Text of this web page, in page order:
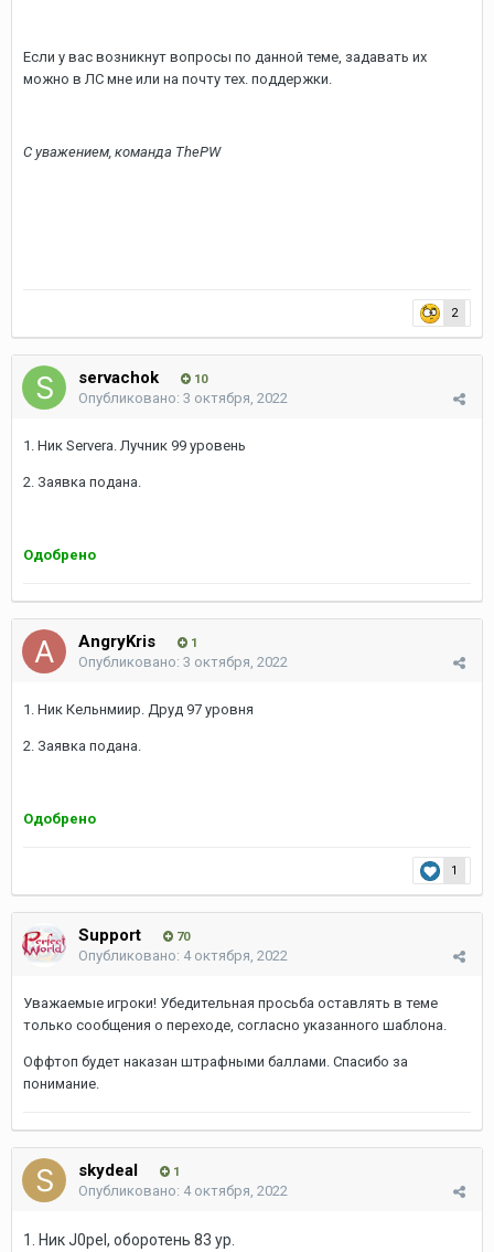
Если у вас возникнут вопросы по данной теме, задавать их
можно в ЛС мне или на почту тех. поддержки.
С уважением, команда ThePW
2
servachok 10
Опубликовано: 3 октября, 2022
1. Ник Servera. Лучник 99 уровень
2. Заявка подана.
Одобрено
AngryKris 1
Опубликовано: 3 октября, 2022
1. Ник Кельнмиир. Друд 97 уровня
2. Заявка подана.
Одобрено
1
Support 70
Опубликовано: 4 октября, 2022
Уважаемые игроки! Убедительная просьба оставлять в теме
только сообщения о переходе, согласно указанного шаблона.
Оффтоп будет наказан штрафными баллами. Спасибо за
понимание.
skydeal 1
Опубликовано: 4 октября, 2022
1. Ник J0pel, оборотень 83 ур.